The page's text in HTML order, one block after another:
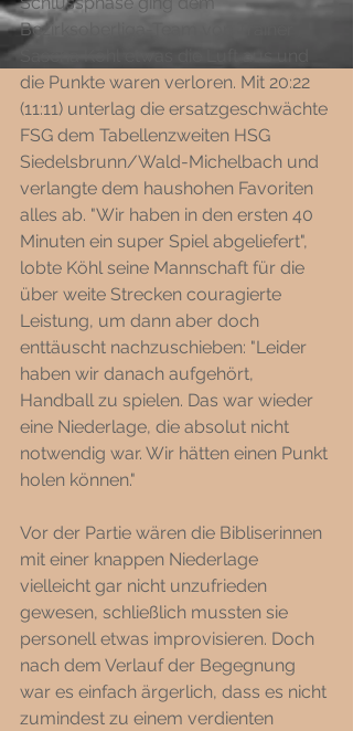
Bezirksoberliga-Team von Trainer
Sascha Köhl etwas die Luft aus und
die Punkte waren verloren. Mit 20:22
(11:11) unterlag die ersatzgeschwächte
FSG dem Tabellenzweiten HSG
Siedelsbrunn/Wald-Michelbach und
verlangte dem haushohen Favoriten
alles ab. "Wir haben in den ersten 40
Minuten ein super Spiel abgeliefert",
lobte Köhl seine Mannschaft für die
über weite Strecken couragierte
Leistung, um dann aber doch
enttäuscht nachzuschieben: "Leider
haben wir danach aufgehört,
Handball zu spielen. Das war wieder
eine Niederlage, die absolut nicht
notwendig war. Wir hätten einen Punkt
holen können."
Vor der Partie wären die Bibliserinnen
mit einer knappen Niederlage
vielleicht gar nicht unzufrieden
gewesen, schließlich mussten sie
personell etwas improvisieren. Doch
nach dem Verlauf der Begegnung
war es einfach ärgerlich, dass es nicht
zumindest zu einem verdienten